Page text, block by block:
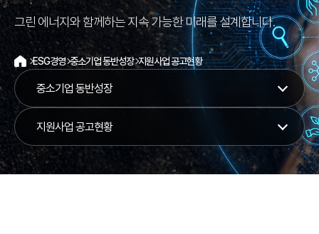
그린 에너지와 함께하는 지속 가능한 미래를 설계합니다.
홈 ESG경영 중소기업 동반성장 지원사업 공고현황
중소기업 동반성장
지원사업 공고현황